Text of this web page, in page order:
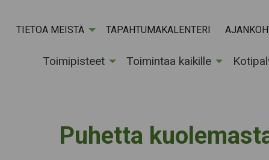
TIETOA MEISTÄ TAPAHTUMAKALENTERI
Toimipisteet Toimintaa kaikille
Puhetta